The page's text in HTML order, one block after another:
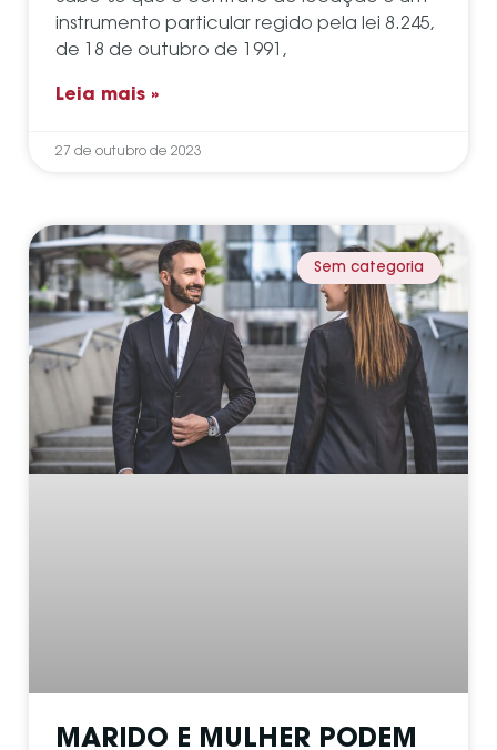
instrumento particular regido pela lei 8.245,
de 18 de outubro de 1991,
Leia mais »
27 de outubro de 2023
Sem categoria
MARIDO E MULHER PODEM